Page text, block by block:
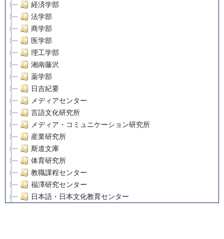
経済学部
法学部
商学部
医学部
理工学部
湘南藤沢
薬学部
日吉紀要
メディアセンター
言語文化研究所
メディア・コミュニケーション研究所
産業研究所
斯道文庫
体育研究所
教職課程センター
福澤研究センター
日本語・日本文化教育センター